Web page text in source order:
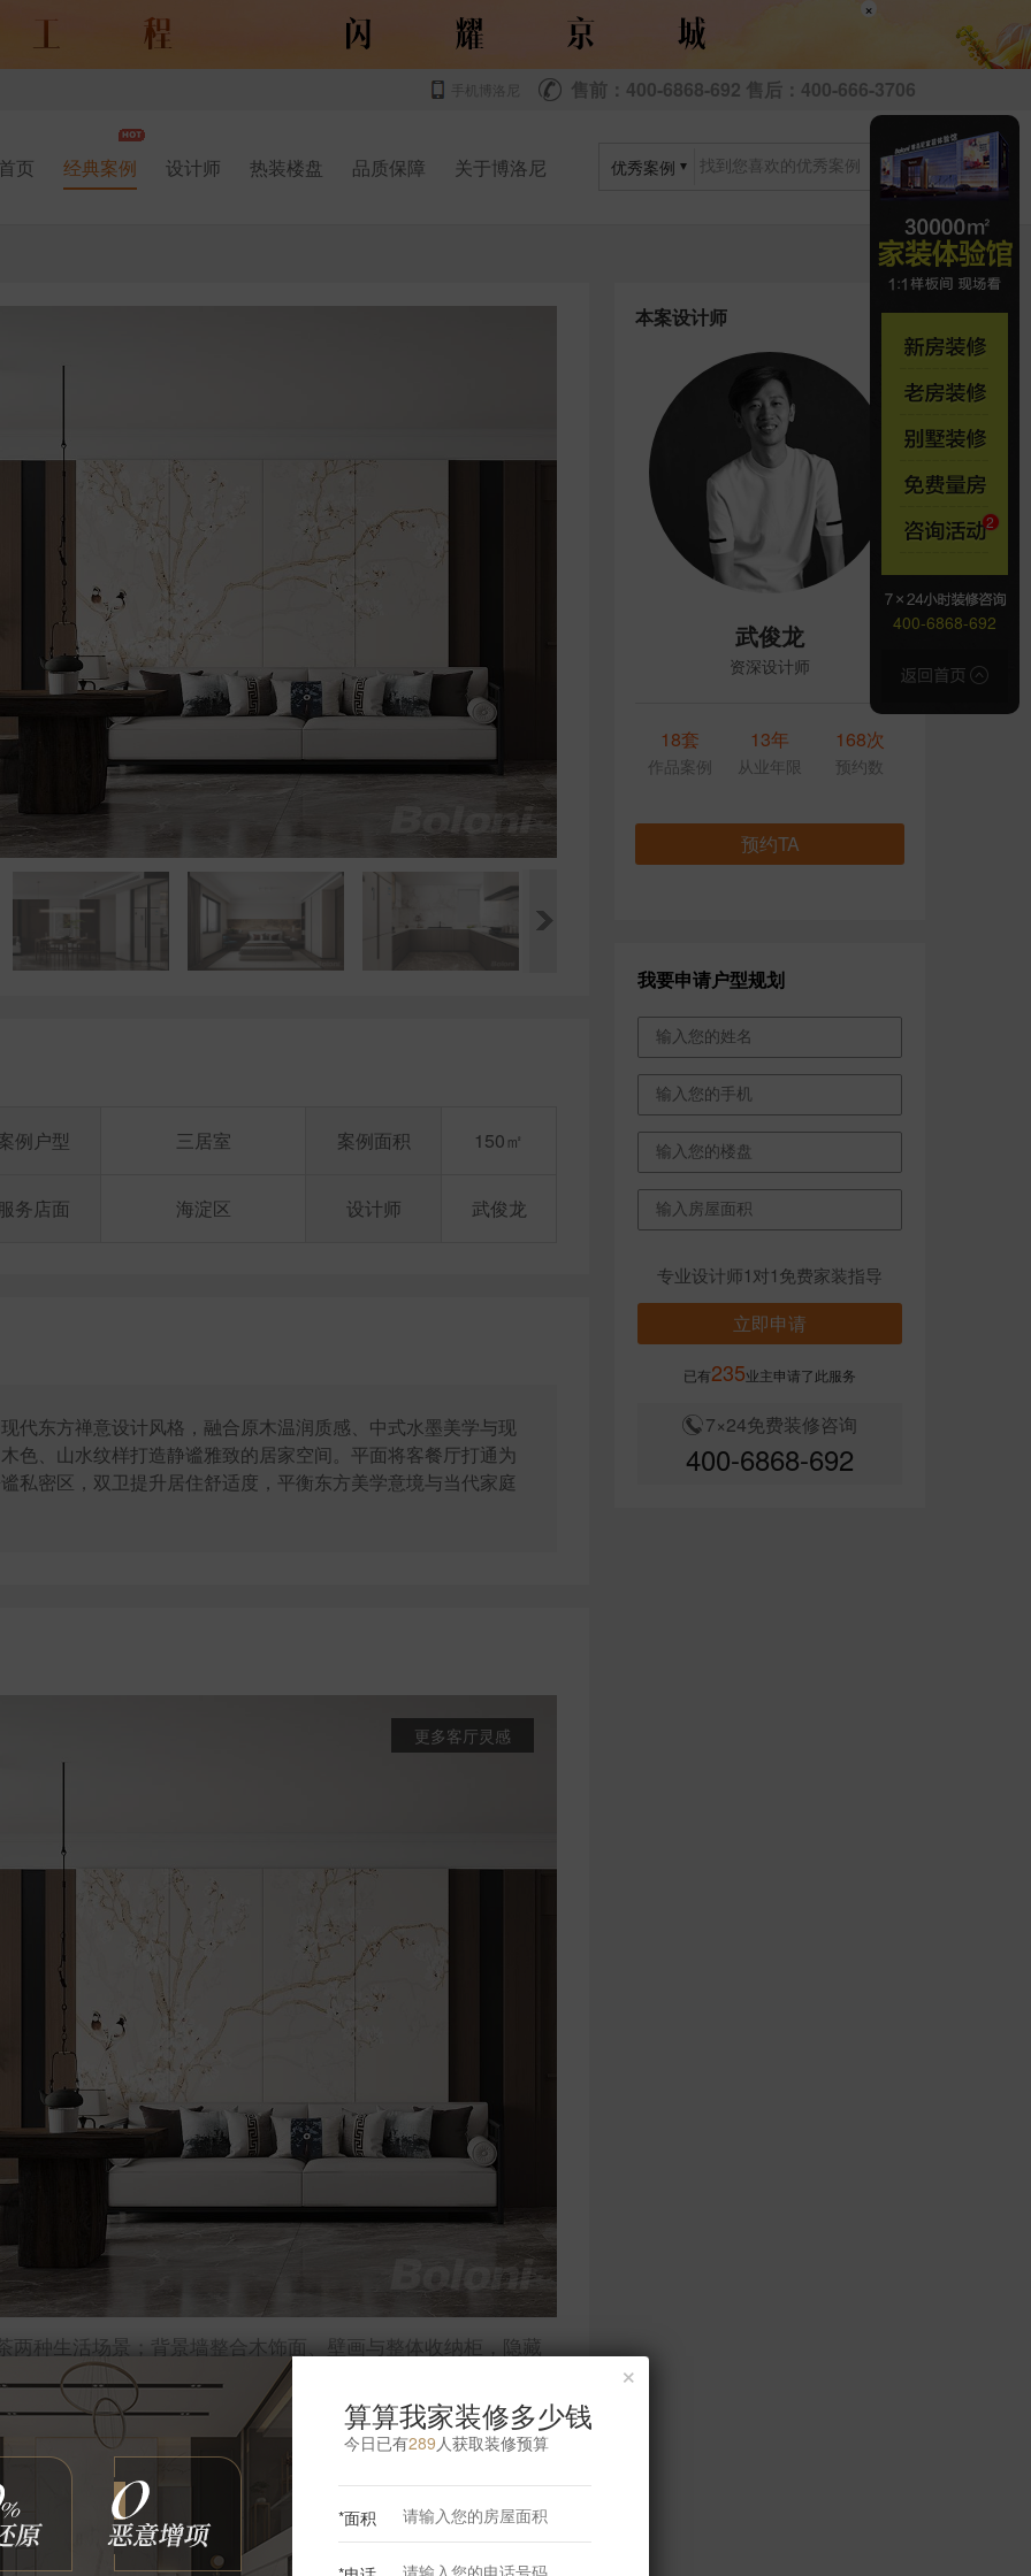
×
手机博洛尼 售前：400-6868-692 售后：400-666-3706
页 经典案例 设计师 热装楼盘 品质保障 关于博洛尼 优秀案例
点击浏览下一张
例户型
务店面
三居室
海淀区
案例面积
设计师
150㎡
武俊龙
代东方禅意设计风格，融合原木温润质感、中式水墨美学与现
色、山水纹样打造静谧雅致的居家空间。平面将客餐厅打通为
私密区，双卫提升居住舒适度，平衡东方美学意境与当代家庭
更多客厅灵感
种生活场景；背景墙整合木饰面、壁画与整体收纳柜，隐藏
更多客厅灵感
本案设计师
武俊龙
资深设计师
168次
预约数
13年
从业年限
18套
作品案例
预约TA
我要申请户型规划
专业设计师1对1免费家装指导
立即申请
已有235业主申请了此服务
7×24免费装修咨询
400-6868-692
400-6868-692
×
算算我家装修多少钱
今日已有289 人获取装修预算
*面积